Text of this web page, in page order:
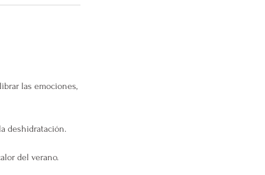
las emociones,
deshidratación.
del verano.